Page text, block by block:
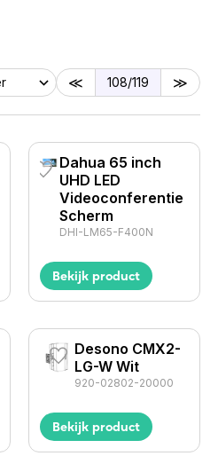
108/119
Dahua 65 inch
UHD LED
Videocon­fe­rentie
Scherm
DHI-LM65-F400N
Bekijk product
Desono CMX2-
LG-W Wit
920-02802-20000
Bekijk product